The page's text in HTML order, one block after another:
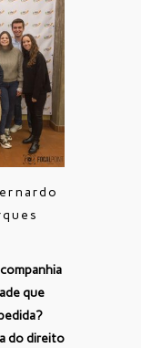
que
do direito